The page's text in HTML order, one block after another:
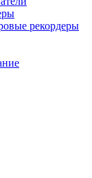
рекордеры